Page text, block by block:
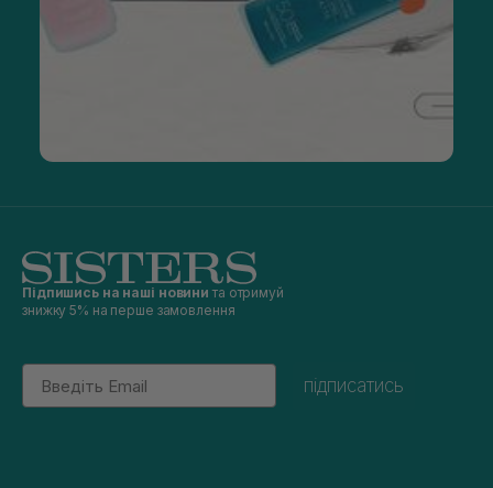
Підпишись на наші новини та отримуй
знижку 5% на перше замовлення
Email
підписатись